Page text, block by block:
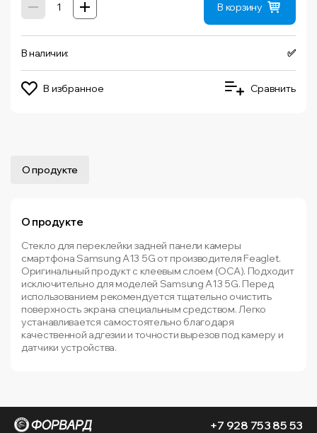
В корзину
В наличии: ✅
В избранное Сравнить
О продукте
О продукте
Стекло для переклейки задней панели камеры
смартфона Samsung A13 5G от производителя Feaglet.
Оригинальный продукт с клеевым слоем (OCA). Подходит
исключительно для моделей Samsung A13 5G. Перед
использованием рекомендуется тщательно очистить
поверхность экрана специальным средством. Легко
устанавливается самостоятельно благодаря
качественной адгезии и точности вырезов под камеру и
датчики устройства.
+7 928 753 85 53